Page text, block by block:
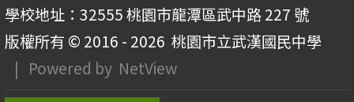
學校地址：32555 桃園市龍潭區武中路 227 號
版權所有 © 2016 - 2026 桃園市立武漢國民中學
| Powered by NetView